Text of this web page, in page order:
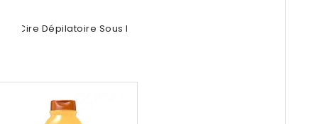
Cire Dépilatoire Sous Forme...